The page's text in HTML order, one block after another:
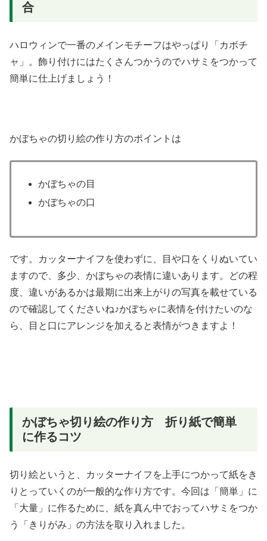
合
ハロウィンで一番のメインモチーフはやっぱり「カボチ
ャ」。飾り付けにはたくさんつかうのでハサミをつかって
簡単に仕上げましょう！
かぼちゃの切り絵の作り方のポイントは
かぼちゃの目
かぼちゃの口
です。カッターナイフを使わずに、目や口をくりぬいてい
ますので、多少、かぼちゃの表情に違いあります。どの程
度、違いがあるかは最期に出来上がりの写真を載せている
ので確認してくださいね♪かぼちゃに表情を付けたいのな
ら、目と口にアレンジを加えると表情がつきますよ！
かぼちゃ切り絵の作り方 折り紙で簡単
に作るコツ
切り絵というと、カッターナイフを上手につかって紙をき
りとっていくのが一般的な作り方です。今回は「簡単」に
「大量」に作るために、紙を真ん中でおってハサミをつか
う「きりがみ」の方法を取り入れました。